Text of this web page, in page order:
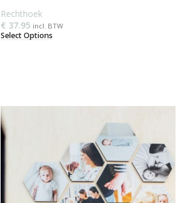
Rechthoek
€ 37.95 incl. BTW
Select Options